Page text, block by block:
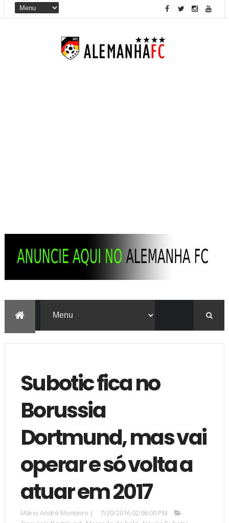
Subotic fica no
Borussia
Dortmund, mas vai
operar e só volta a
atuar em 2017
Mário André Monteiro |
7/20/2016 02:06:00 PM